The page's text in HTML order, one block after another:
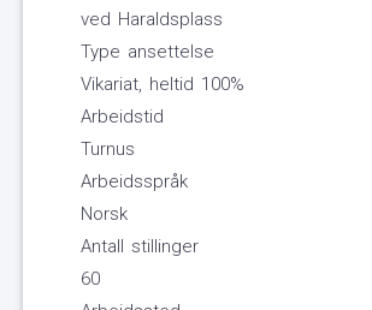
ved Haraldsplass
Type ansettelse
Vikariat, heltid 100%
Arbeidstid
Turnus
Arbeidsspråk
Norsk
Antall stillinger
60